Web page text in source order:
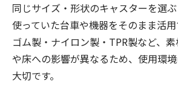
同じサイズ・形状のキャスターを選
使っていた台車や機器をそのまま活用
ゴム製・ナイロン製・TPR製など、
や床への影響が異なるため、使用環
大切です。